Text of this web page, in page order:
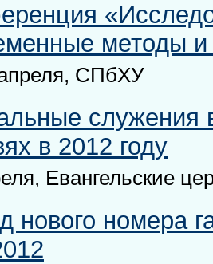
методы
СПбХУ
служения
в 2012 году
Евангельские
нового номера